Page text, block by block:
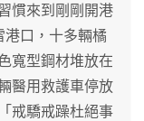
慣來到剛剛開港
港口，十多輛橘
寬型鋼材堆放在
醫用救護車停放
戒驕戒躁杜絕事